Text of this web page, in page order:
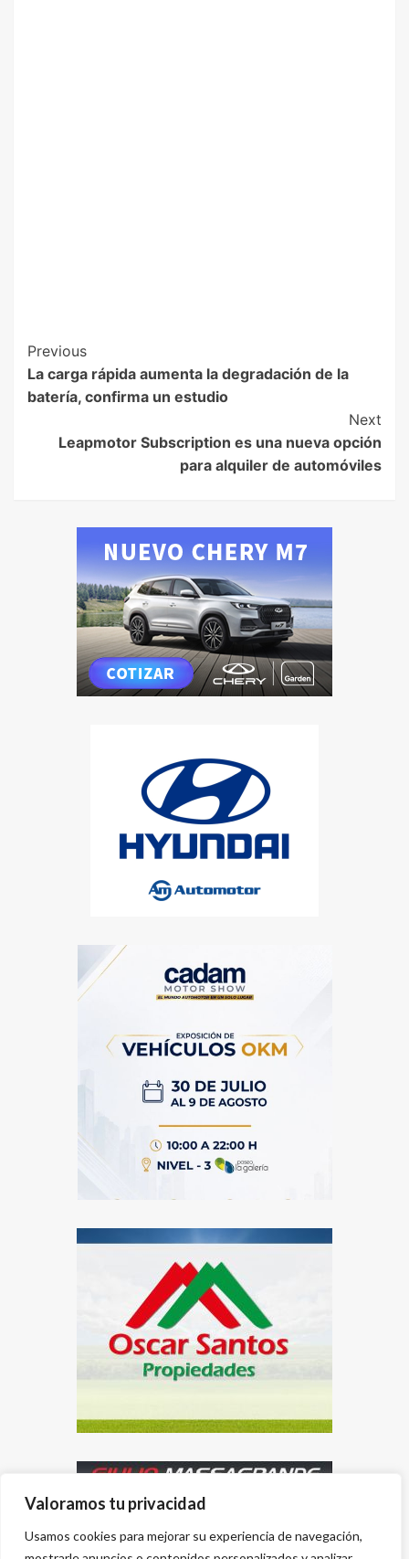
Valoramos tu privacidad
Usamos cookies para mejorar su experiencia de navegación,
Previous
La carga rápida aumenta la degradación de la
batería, confirma un estudio
Next
Leapmotor Subscription es una nueva opción
para alquiler de automóviles